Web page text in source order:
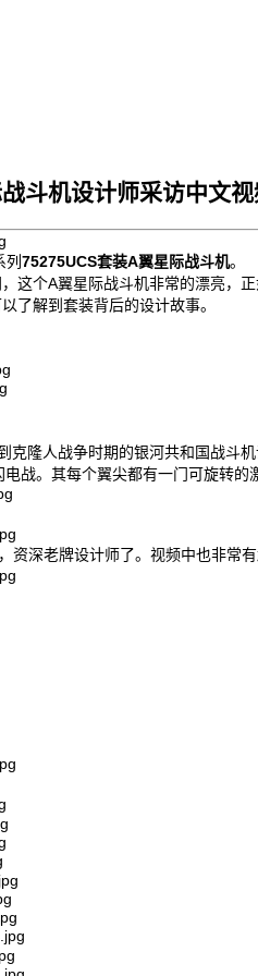
斗机设计师采访中文
75275UCS套装A翼星际战斗机。
这个A翼星际战斗机非常的漂亮，正
了解到套装背后的设计故事。
隆人战争时期的银河共和国战
战。其每个翼尖都有一门可旋转的
深老牌设计师了。视频中也非常